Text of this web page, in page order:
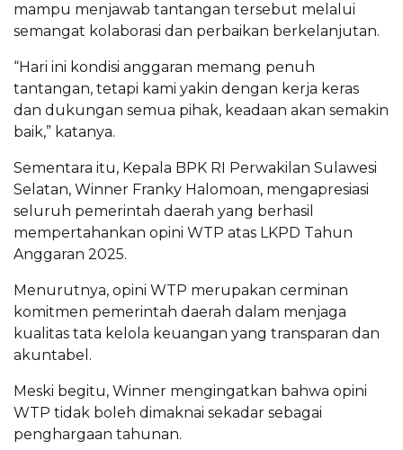
mampu menjawab tantangan tersebut melalui
semangat kolaborasi dan perbaikan berkelanjutan.
“Hari ini kondisi anggaran memang penuh
tantangan, tetapi kami yakin dengan kerja keras
dan dukungan semua pihak, keadaan akan semakin
baik,” katanya.
Sementara itu, Kepala BPK RI Perwakilan Sulawesi
Selatan, Winner Franky Halomoan, mengapresiasi
seluruh pemerintah daerah yang berhasil
mempertahankan opini WTP atas LKPD Tahun
Anggaran 2025.
Menurutnya, opini WTP merupakan cerminan
komitmen pemerintah daerah dalam menjaga
kualitas tata kelola keuangan yang transparan dan
akuntabel.
Meski begitu, Winner mengingatkan bahwa opini
WTP tidak boleh dimaknai sekadar sebagai
penghargaan tahunan.